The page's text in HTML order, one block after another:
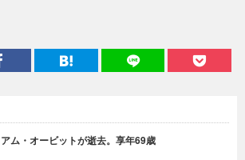
ム・オービットが逝去。享年69歳